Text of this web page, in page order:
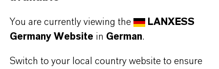
hochbelastbarer Leichtbaustrukturen
besonders aussichtsreich. Darüber hinaus
Verbunden (FKV) eine kraftflussgerechte
You are currently viewing the
LANXESS
Germany Website in German.
Switch to your local country website to ensure